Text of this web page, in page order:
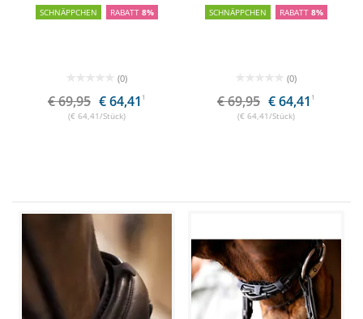
SCHNÄPPCHEN RABATT 8%
(0)
€ 69,95 € 64,41 1
(€ 64,41/Stück)
SCHNÄPPCHEN RABATT 8%
(0)
€ 69,95 € 64,41 1
(€ 64,41/Stück)